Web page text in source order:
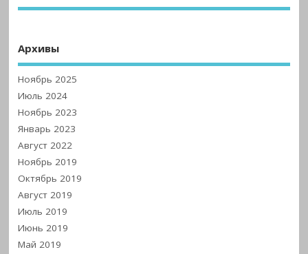
Архивы
Ноябрь 2025
Июль 2024
Ноябрь 2023
Январь 2023
Август 2022
Ноябрь 2019
Октябрь 2019
Август 2019
Июль 2019
Июнь 2019
Май 2019